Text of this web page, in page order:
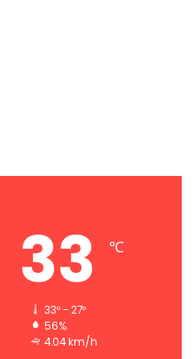
33 ℃
33º - 27º
56%
4.04 km/h